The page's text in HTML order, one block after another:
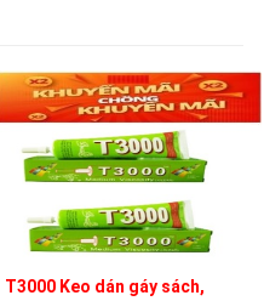
T3000 Keo dán gáy sách,